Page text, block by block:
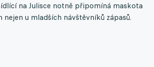
na Julisce notně připomíná maskota
u mladších návštěvníků zápasů.